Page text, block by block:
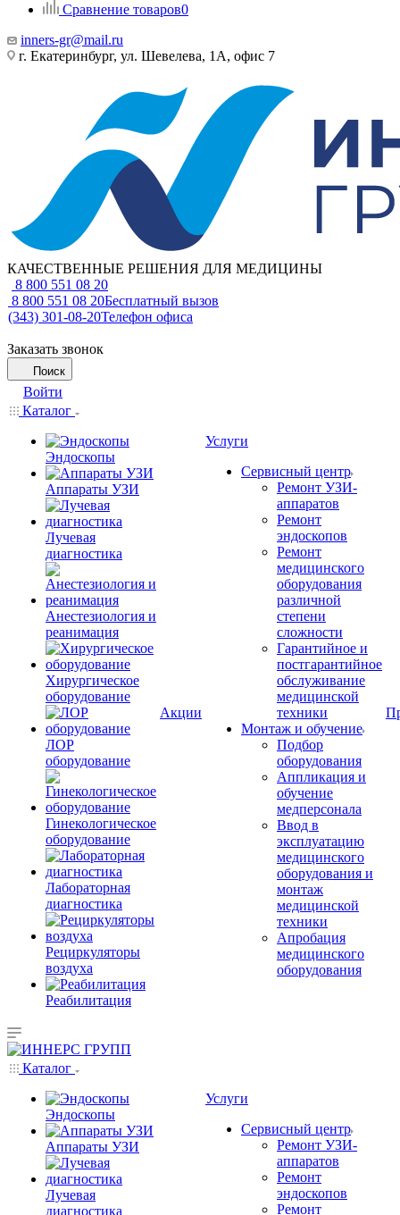
Сравнение товаров0
inners-gr@mail.ru
г. Екатеринбург, ул. Шевелева, 1А, офис 7
КАЧЕСТВЕННЫЕ РЕШЕНИЯ ДЛЯ МЕДИЦИНЫ
8 800 551 08 20
8 800 551 08 20Бесплатный вызов
(343) 301-08-20Телефон офиса
Заказать звонок
Поиск
Войти
Каталог
Эндоскопы
Аппараты УЗИ
Лучевая
диагностика
Анестезиология и
реанимация
Хирургическое
оборудование
ЛОР
оборудование
Гинекологическое
оборудование
Лабораторная
диагностика
Рециркуляторы
воздуха
Реабилитация
Акции
Услуги
Сервисный центр
Ремонт УЗИ-
аппаратов
Ремонт
эндоскопов
Ремонт
медицинского
оборудования
различной
степени
сложности
Гарантийное и
постгарантийное
обслуживание
медицинской
техники
Монтаж и обучение
Подбор
оборудования
Аппликация и
обучение
медперсонала
Ввод в
эксплуатацию
медицинского
оборудования и
монтаж
медицинской
техники
Апробация
медицинского
оборудования
Каталог
Эндоскопы
Аппараты УЗИ
Лучевая
диагностика
Услуги
Сервисный центр
Ремонт УЗИ-
аппаратов
Ремонт
эндоскопов
Ремонт